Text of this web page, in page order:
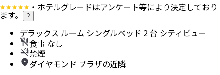
・ホテルグレードはアンケート等により決定しており
ます。 ?
デラックス ルーム シングルベッド 2 台 シティビュー
食事 なし
禁煙
ダイヤモンド プラザの近隣